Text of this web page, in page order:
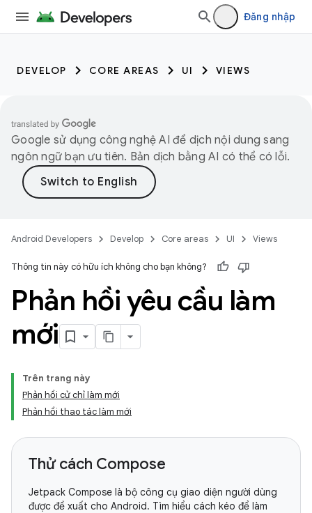
Đăng nhập
DEVELOP CORE AREAS UI VIEWS
Google sử dụng công nghệ AI để dịch nội dung sang
ngôn ngữ bạn ưu tiên. Bản dịch bằng AI có thể có lỗi.
Android Developers Develop Core areas UI Views
Thông tin này có hữu ích không cho bạn không?
Phản hồi yêu cầu làm
mới
Trên trang này
Phản hồi cử chỉ làm mới
Phản hồi thao tác làm mới
Thử cách Compose
Jetpack Compose là bộ công cụ giao diện người dùng
được đề xuất cho Android. Tìm hiểu cách kéo để làm